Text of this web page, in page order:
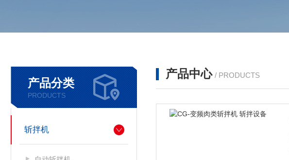
产品分类
PRODUCTS
斩拌机
产品中心 / PRODUCTS